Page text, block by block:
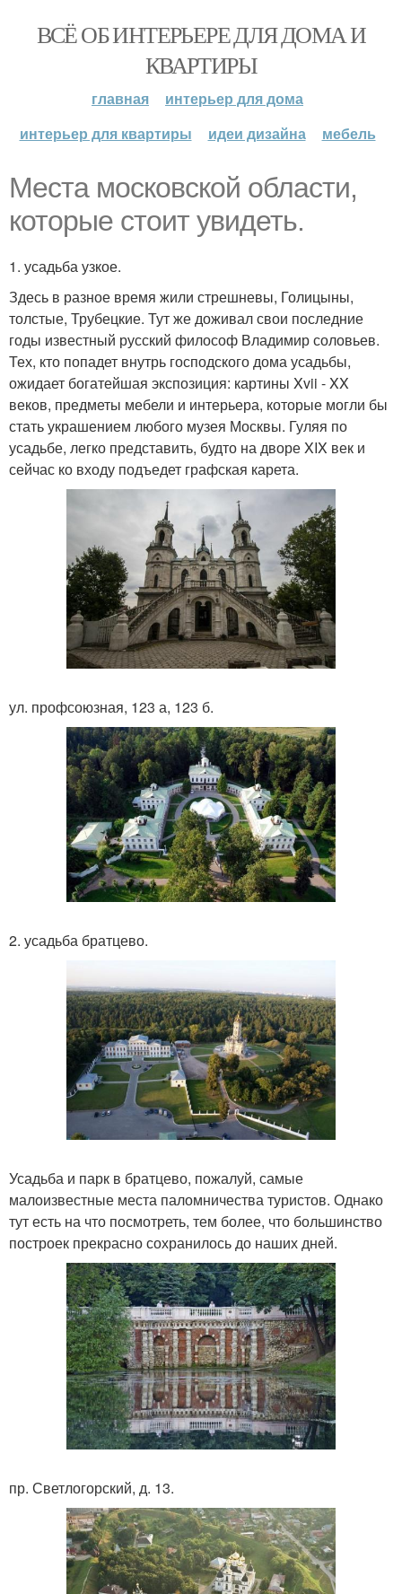
ВСЁ ОБ ИНТЕРЬЕРЕ ДЛЯ ДОМА И
КВАРТИРЫ
главная
интерьер для дома
интерьер для квартиры
идеи дизайна мебель
Места московской области,
которые стоит увидеть.
1. усадьба узкое.
Здесь в разное время жили стрешневы, Голицыны,
толстые, Трубецкие. Тут же доживал свои последние
годы известный русский философ Владимир соловьев.
Тех, кто попадет внутрь господского дома усадьбы,
ожидает богатейшая экспозиция: картины Xvii - XX
веков, предметы мебели и интерьера, которые могли бы
стать украшением любого музея Москвы. Гуляя по
усадьбе, легко представить, будто на дворе XIX век и
сейчас ко входу подъедет графская карета.
ул. профсоюзная, 123 а, 123 б.
2. усадьба братцево.
Усадьба и парк в братцево, пожалуй, самые
малоизвестные места паломничества туристов. Однако
тут есть на что посмотреть, тем более, что большинство
построек прекрасно сохранилось до наших дней.
пр. Светлогорский, д. 13.